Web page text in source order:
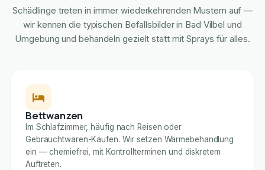
Schädlinge treten in immer wiederkehrenden Mustern auf —
wir kennen die typischen Befallsbilder in Bad Vilbel und
Umgebung und behandeln gezielt statt mit Sprays für alles.
Bettwanzen
Im Schlafzimmer, häufig nach Reisen oder
Gebrauchtwaren-Käufen. Wir setzen Wärmebehandlung
ein — chemiefrei, mit Kontrollterminen und diskretem
Auftreten.